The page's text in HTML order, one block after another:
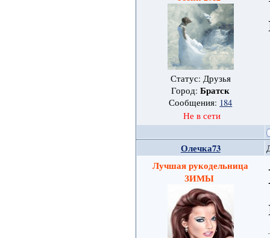
Статус: Друзья
Город:Братск
Сообщения: 184
Не в сети
Олечка73
Лучшая рукодельница
ЗИМЫ